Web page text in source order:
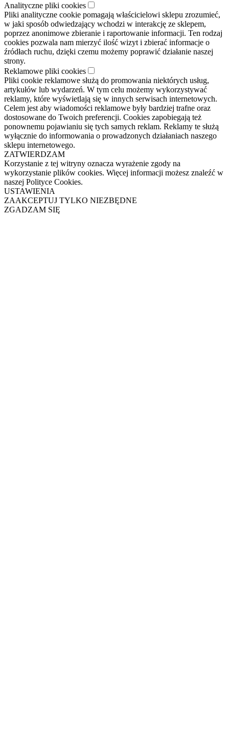
Analityczne pliki cookies
Pliki analityczne cookie pomagają właścicielowi sklepu zrozumieć,
w jaki sposób odwiedzający wchodzi w interakcję ze sklepem,
poprzez anonimowe zbieranie i raportowanie informacji. Ten rodzaj
cookies pozwala nam mierzyć ilość wizyt i zbierać informacje o
źródłach ruchu, dzięki czemu możemy poprawić działanie naszej
strony.
Reklamowe pliki cookies
Pliki cookie reklamowe służą do promowania niektórych usług,
artykułów lub wydarzeń. W tym celu możemy wykorzystywać
reklamy, które wyświetlają się w innych serwisach internetowych.
Celem jest aby wiadomości reklamowe były bardziej trafne oraz
dostosowane do Twoich preferencji. Cookies zapobiegają też
ponownemu pojawianiu się tych samych reklam. Reklamy te służą
wyłącznie do informowania o prowadzonych działaniach naszego
sklepu internetowego.
ZATWIERDZAM
Korzystanie z tej witryny oznacza wyrażenie zgody na
wykorzystanie plików cookies. Więcej informacji możesz znaleźć w
naszej Polityce Cookies.
USTAWIENIA
ZAAKCEPTUJ TYLKO NIEZBĘDNE
ZGADZAM SIĘ